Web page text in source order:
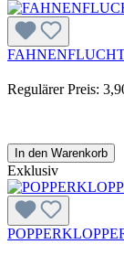
FAHNENFLUCHT
Regulärer Preis:
In den Warenkorb
Exklusiv